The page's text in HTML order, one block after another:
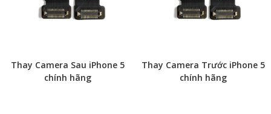
Thay Camera Sau iPhone 5
chính hãng
Thay Camera Trước iPhone 5
chính hãng